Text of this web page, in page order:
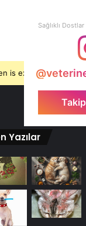
Sağlıklı
is expired, Go to
Yazılar